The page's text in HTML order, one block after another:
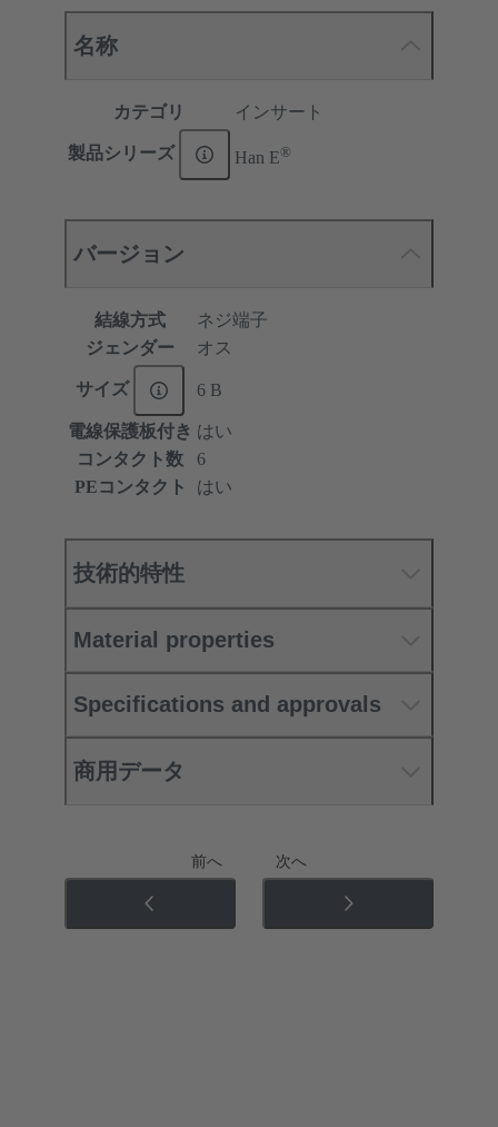
名称
カテゴリ インサート
製品シリーズ Han E®
バージョン
結線方式
ネジ端子
ジェンダー
オス
サイズ 6 B
電線保護板付き はい
コンタクト数
6
PEコンタクト
はい
技術的特性
Material properties
Specifications and approvals
商用データ
前へ 次へ